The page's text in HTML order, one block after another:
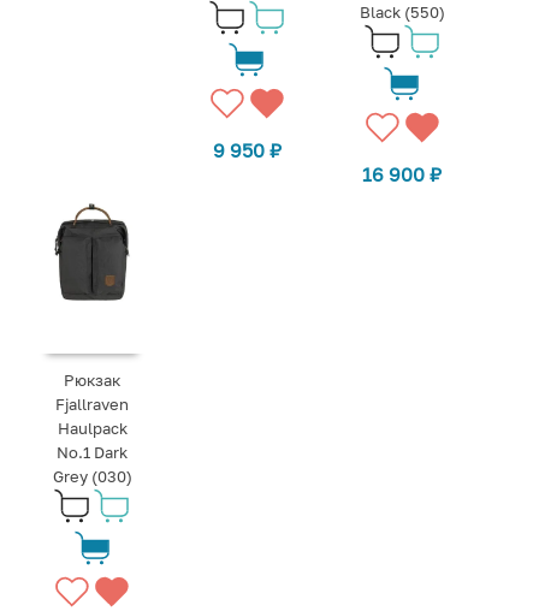
9 950 ₽
Black (550)
16 900₽
Рюкзак
Fjallraven
Haulpack
No.1 Dark
Grey (030)